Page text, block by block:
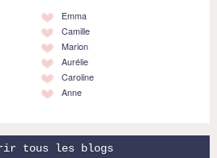
Emma
Camille
Marion
Aurélie
Caroline
Anne
tous les blogs